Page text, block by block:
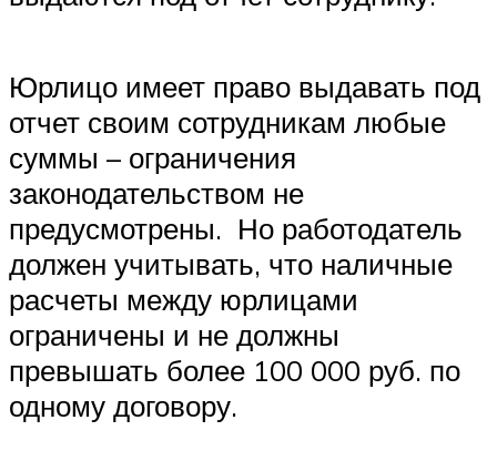
Юрлицо имеет право выдавать под
отчет своим сотрудникам любые
суммы – ограничения
законодательством не
предусмотрены. Но работодатель
должен учитывать, что наличные
расчеты между юрлицами
ограничены и не должны
превышать более 100 000 руб. по
одному договору.